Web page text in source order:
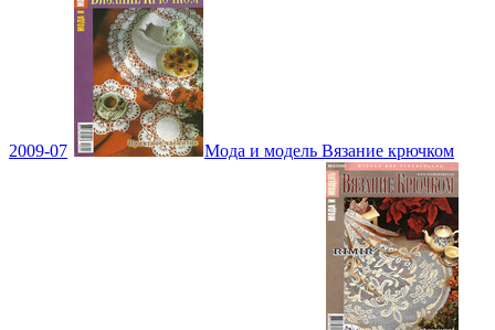
2009-07 Мода и модель Вязание крючком